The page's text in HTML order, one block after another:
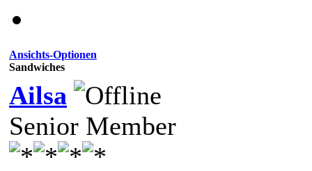
Ansichts-Optionen
Sandwiches
Ailsa
Senior Member